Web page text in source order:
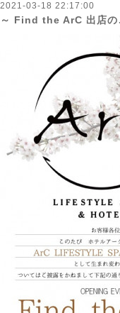
2021-03-18 22:17:00
～ Find the ArC 出店の